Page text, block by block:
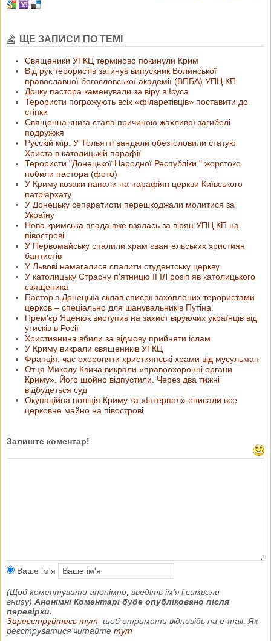
ЩЕ ЗАПИСИ ПО ТЕМІ
Священики УГКЦ терміново покинули Крим
Від рук терористів загинув випускник Волинської
православної богословської академії (ВПБА) УПЦ КП
Дочку пастора каменували за віру в Ісуса
Терористи погрожують всіх «філаретівців» поставити до
стінки
Священна книга стала причиною жахливої загибелі
подружжя
Русскій мір: У Тольятті вандали обезголовили статую
Христа в католицькій парафії
Терористи "Донецької Народної Республіки " жорстоко
побили пастора (фото)
У Криму козаки напали на парафіян церкви Київського
патріархату
У Донецьку сепаратисти перешкоджали молитися за
Україну
Нова кримська влада вже взялась за вірян УПЦ КП на
півострові
У Первомайську спалили храм євангельських християн
баптистів
У Львові намагалися спалити студентську церкву
У католицьку Страсну п'ятницю ІГІЛ розіп'яв католицького
священика
Пастор з Донецька склав список захоплених терористами
церков – спеціально для шанувальників Путіна
Прем'єр Яценюк виступив на захист віруючих українців від
утисків в Росії
Християнина вбили за відмову прийняти іслам
У Криму викрали священиків УГКЦ
Франція: час охороняти християнські храми від мусульман
Отця Миколу Квича викрали «правоохоронні органи
Криму». Його щойно відпустили. Через два тижні
відбудеться суд
Окупаційна поліція Криму та «Інтерпол» описали все
церковне майно на півострові
Залиште коментар!
Ваше ім'я
(Щоб коментувати анонімно, введіть ім'я і символи
внизу). Анонімні Коментарі буде опубліковано після
перевірки.
Зареєструйтесь тут , щоб отримати відповідь на e-mail. Як
реєструватися читайте тут